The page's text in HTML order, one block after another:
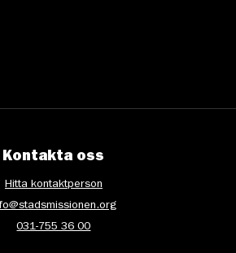
Kontakta oss
Hitta kontaktperson
031-755 36 00